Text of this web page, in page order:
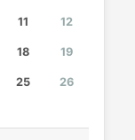
11 12
18 19
25 26